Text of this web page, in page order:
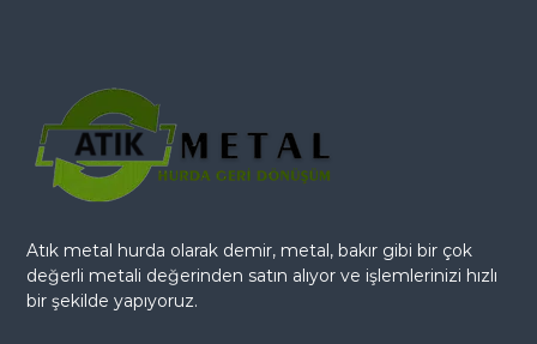
Atık metal hurda olarak demir, metal, bakır gibi bir çok
değerli metali değerinden satın alıyor ve işlemlerinizi hızlı
bir şekilde yapıyoruz.